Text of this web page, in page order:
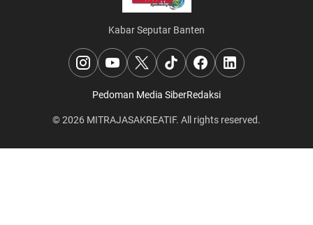
Kabar Seputar Banten
Pedoman Media SiberRedaksi
© 2026 MITRAJASAKREATIF. All rights reserved.